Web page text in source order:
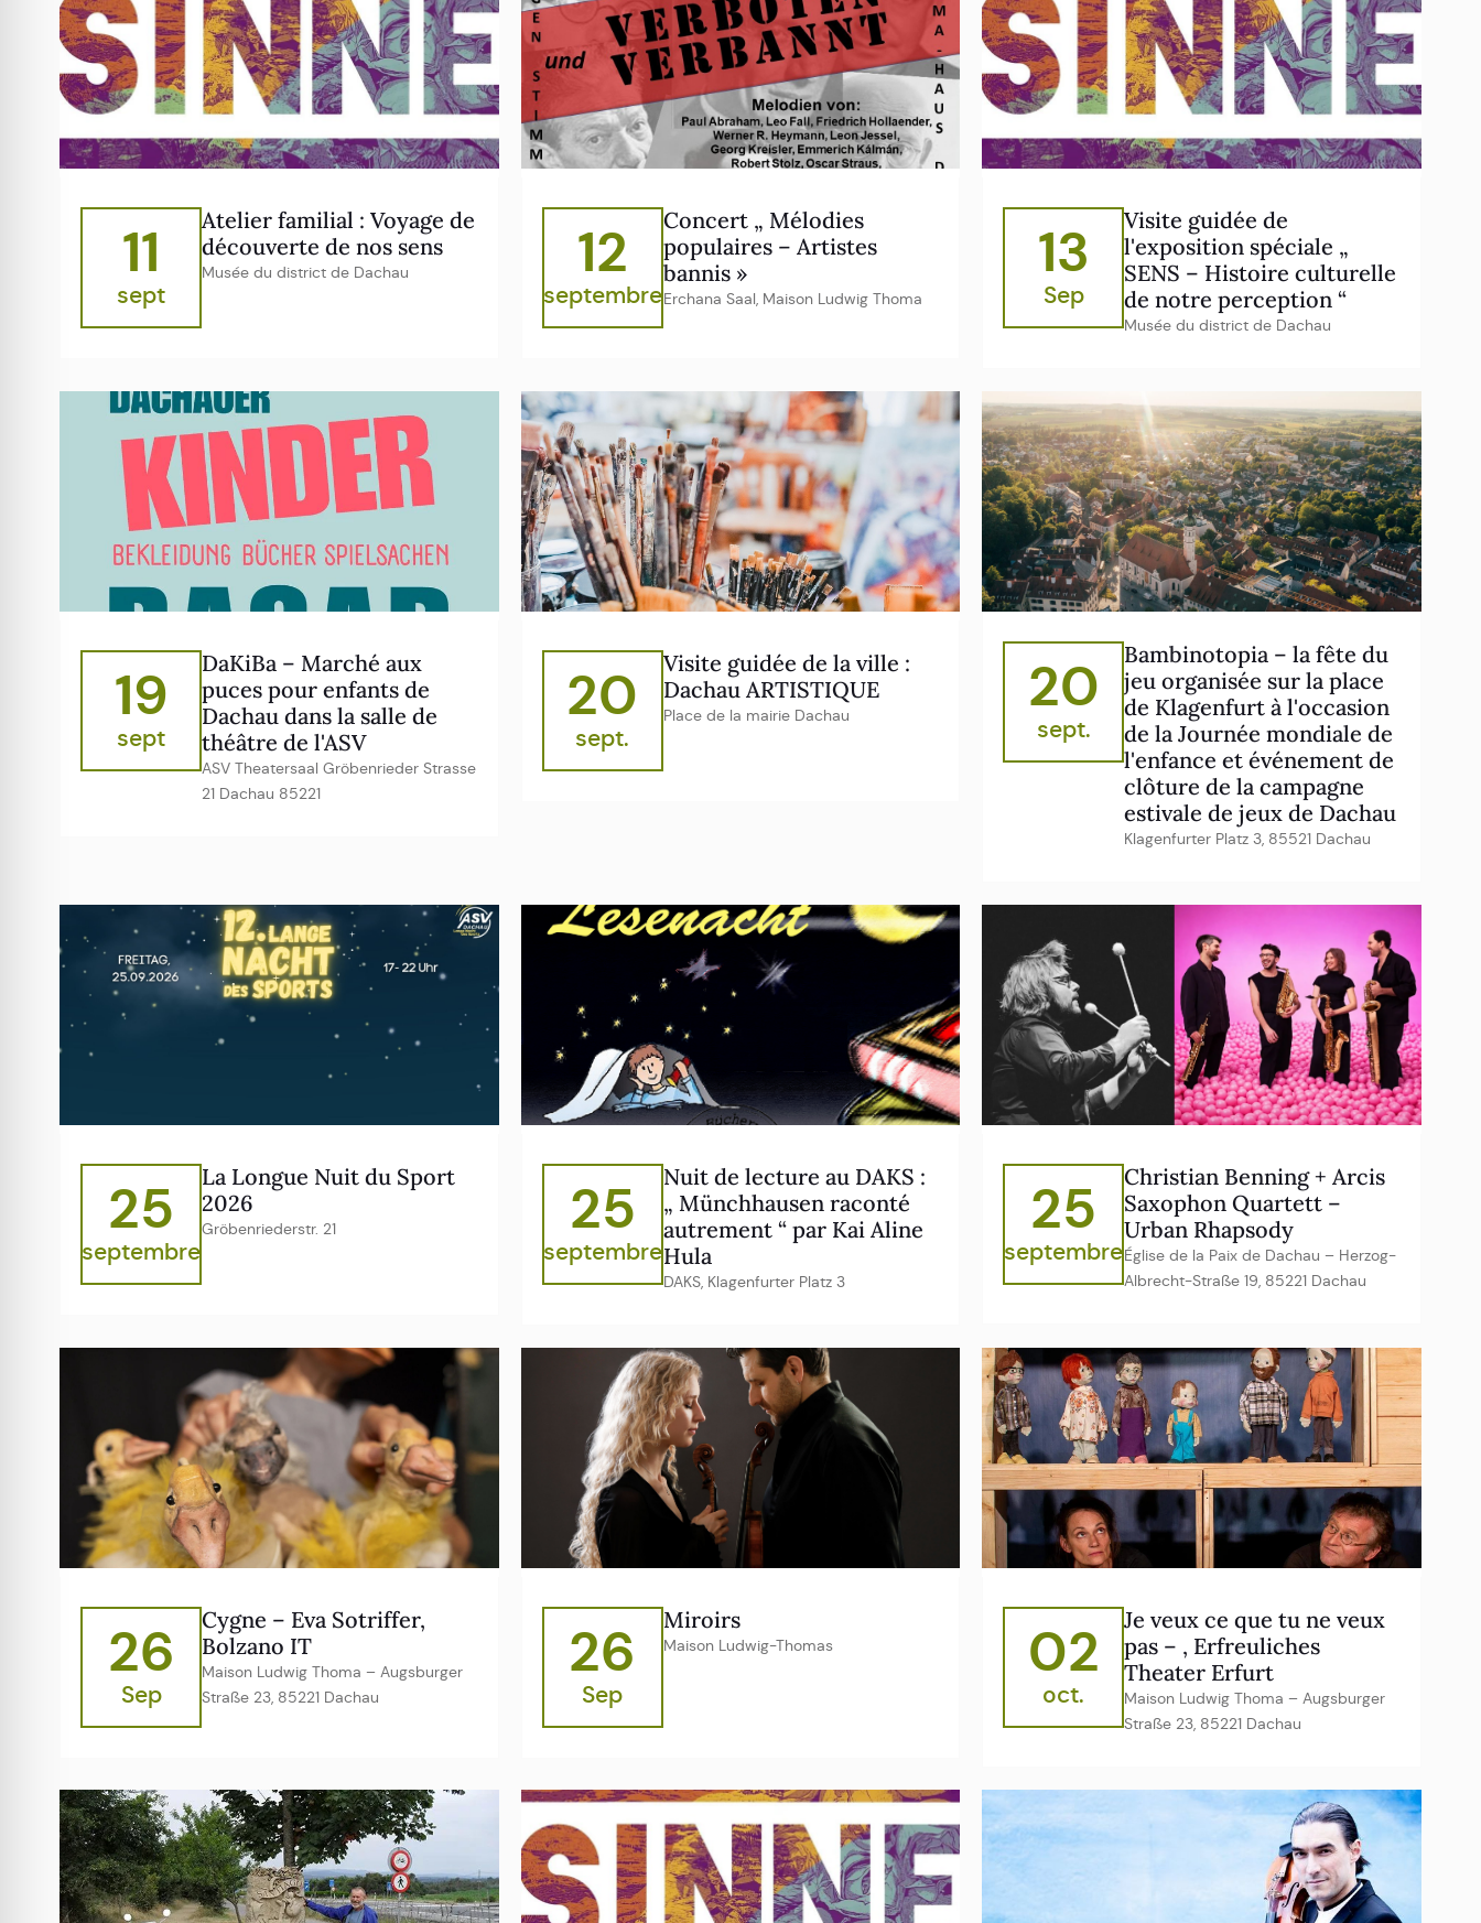
11
sept
Atelier familial : Voyage de
découverte de nos sens
Musée du district de Dachau 12
septembre
Concert „ Mélodies
populaires – Artistes
bannis »
Erchana Saal, Maison Ludwig Thoma
13
Sep
Visite guidée de
l'exposition spéciale „
SENS – Histoire culturelle
de notre perception “
Musée du district de Dachau
19
sept
DaKiBa – Marché aux
puces pour enfants de
Dachau dans la salle de
théâtre de l'ASV
ASV Theatersaal Gröbenrieder Strasse
21 Dachau 85221
20
sept.
Visite guidée de la ville :
Dachau ARTISTIQUE
Place de la mairie Dachau 20
sept.
Bambinotopia – la fête du
jeu organisée sur la place
de Klagenfurt à l'occasion
de la Journée mondiale de
l'enfance et événement de
clôture de la campagne
estivale de jeux de Dachau
Klagenfurter Platz 3, 85521 Dachau
25
septembre
La Longue Nuit du Sport
2026
Gröbenriederstr. 21 25
septembre
Nuit de lecture au DAKS :
„ Münchhausen raconté
autrement “ par Kai Aline
Hula
DAKS, Klagenfurter Platz 3
25
septembre
Christian Benning + Arcis
Saxophon Quartett –
Urban Rhapsody
Église de la Paix de Dachau – Herzog-
Albrecht-Straße 19, 85221 Dachau
26
Sep
Cygne – Eva Sotriffer,
Bolzano IT
Maison Ludwig Thoma – Augsburger
Straße 23, 85221 Dachau
26
Sep
Miroirs
Maison Ludwig-Thomas 02
oct.
Je veux ce que tu ne veux
pas – , Erfreuliches
Theater Erfurt
Maison Ludwig Thoma – Augsburger
Straße 23, 85221 Dachau